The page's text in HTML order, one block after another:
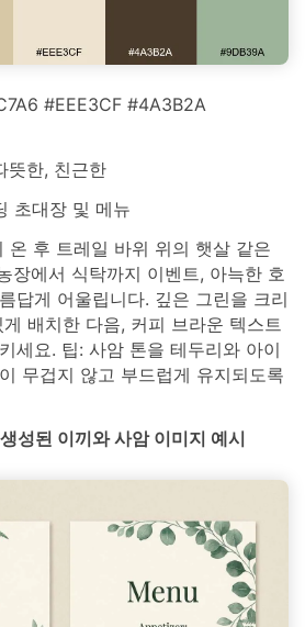
#EEE3CF #4A3B2A
뜻한, 친근한
초대장 및 메뉴
온 후 트레일 바위 위의 햇살 같은
장에서 식탁까지 이벤트, 아늑한 호
답게 어울립니다. 깊은 그린을 크리
배치한 다음, 커피 브라운 텍스트
세요. 팁: 사암 톤을 테두리와 아이
무겁지 않고 부드럽게 유지되도록
성된 이끼와 사암 이미지 예시